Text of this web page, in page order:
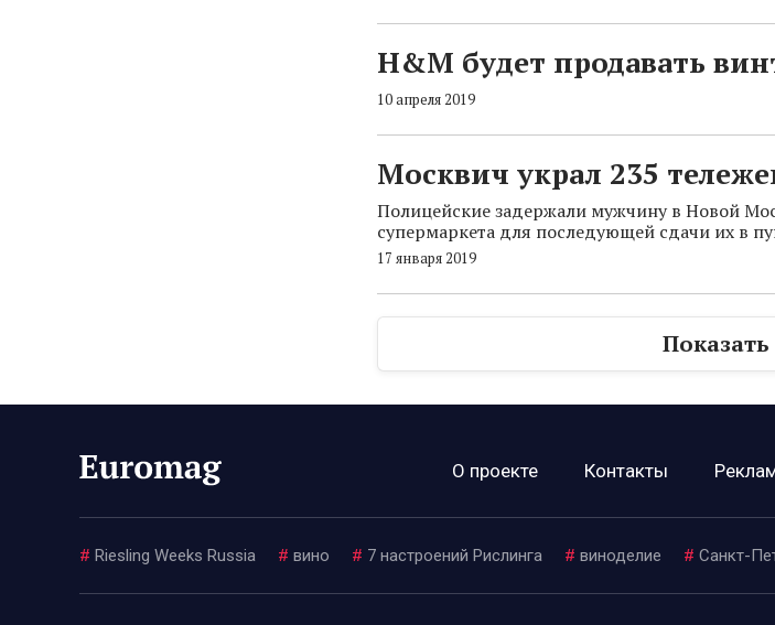
H&M будет продавать
10 апреля 2019
Москвич украл 235
Полицейские задержали мужчину в Новой
супермаркета для последующей сдачи их в
17 января 2019
О проекте Контакты
# Riesling Weeks Russia # вино # 7 настроений Рислинга # виноделие # Санкт-